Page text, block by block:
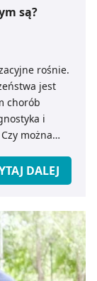
są?
rośnie.
jest
chorób
i
można
DALEJ